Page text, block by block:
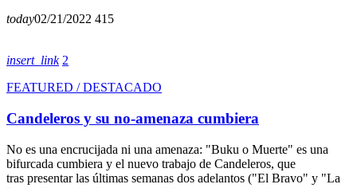
today02/21/2022 415
insert_link 2
FEATURED / DESTACADO
Candeleros y su no-amenaza cumbiera
No es una encrucijada ni una amenaza: "Buku o Muerte" es una
bifurcada cumbiera y el nuevo trabajo de Candeleros, que
tras presentar las últimas semanas dos adelantos ("El Bravo" y "La